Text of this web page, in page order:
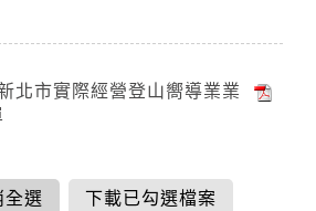
北市實際經營登山嚮導業業
全選 下載已勾選檔案